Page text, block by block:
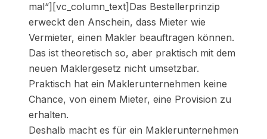
mal“][vc_column_text]Das Bestellerprinzip
erweckt den Anschein, dass Mieter wie
Vermieter, einen Makler beauftragen können.
Das ist theoretisch so, aber praktisch mit dem
neuen Maklergesetz nicht umsetzbar.
Praktisch hat ein Maklerunternehmen keine
Chance, von einem Mieter, eine Provision zu
erhalten.
Deshalb macht es für ein Maklerunternehmen